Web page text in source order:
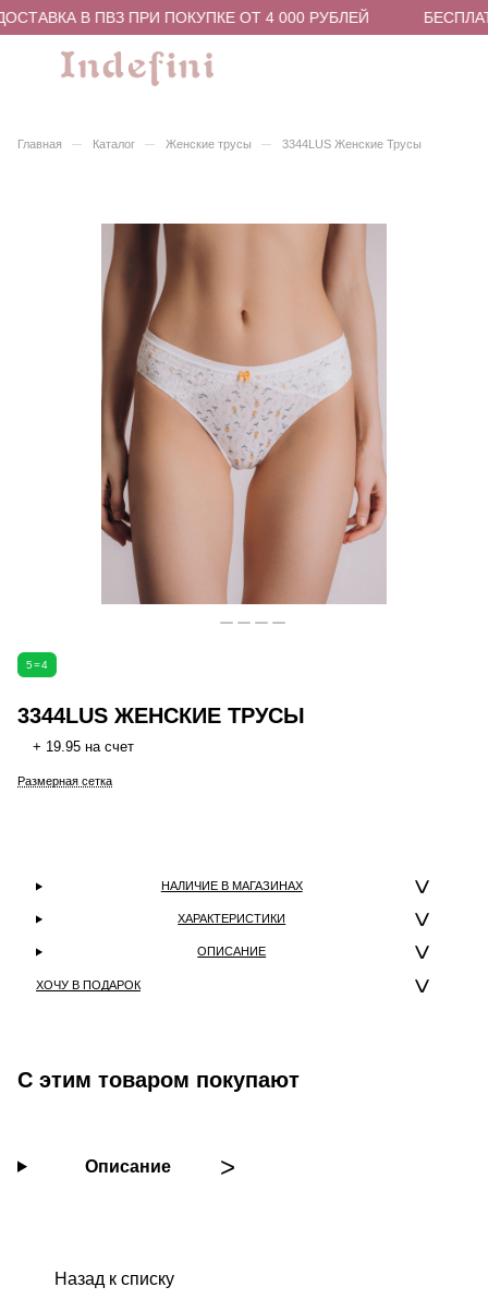
В ПВЗ ПРИ ПОКУПКЕ ОТ 4 000 РУБЛЕЙ
Главная – Каталог – Женские трусы – 3344LUS Женские Трусы
5=4
3344LUS ЖЕНСКИЕ ТРУСЫ
+ 19.95 на счет
Размерная сетка
НАЛИЧИЕ В МАГАЗИНАХ
ХАРАКТЕРИСТИКИ
ОПИСАНИЕ
ХОЧУ В ПОДАРОК
С этим товаром покупают
Описание
Назад к списку